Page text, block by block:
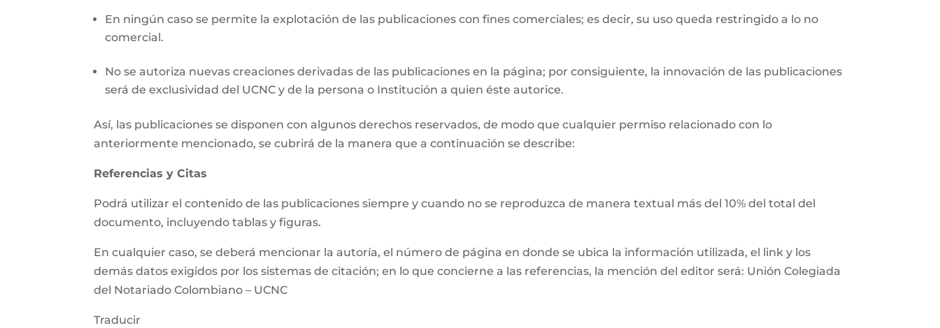
En ningún caso se permite la explotación de las publicaciones con fines comerciales; es decir, su uso queda restringido a lo no
comercial.
No se autoriza nuevas creaciones derivadas de las publicaciones en la página; por consiguiente, la innovación de las publicaciones
será de exclusividad del UCNC y de la persona o Institución a quien éste autorice.
Así, las publicaciones se disponen con algunos derechos reservados, de modo que cualquier permiso relacionado con lo
anteriormente mencionado, se cubrirá de la manera que a continuación se describe:
Referencias y Citas
Podrá utilizar el contenido de las publicaciones siempre y cuando no se reproduzca de manera textual más del 10% del total del
documento, incluyendo tablas y figuras.
En cualquier caso, se deberá mencionar la autoría, el número de página en donde se ubica la información utilizada, el link y los
demás datos exigidos por los sistemas de citación; en lo que concierne a las referencias, la mención del editor será: Unión Colegiada
del Notariado Colombiano – UCNC
Traducir